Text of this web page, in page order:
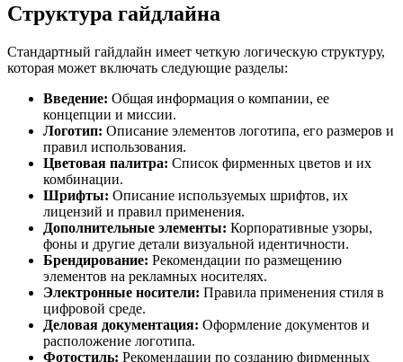
Структура гайдлайна
Стандартный гайдлайн имеет четкую логическую структуру,
которая может включать следующие разделы:
Введение: Общая информация о компании, ее
концепции и миссии.
Логотип: Описание элементов логотипа, его размеров и
правил использования.
Цветовая палитра: Список фирменных цветов и их
комбинации.
Шрифты: Описание используемых шрифтов, их
лицензий и правил применения.
Дополнительные элементы: Корпоративные узоры,
фоны и другие детали визуальной идентичности.
Брендирование: Рекомендации по размещению
элементов на рекламных носителях.
Электронные носители: Правила применения стиля в
цифровой среде.
Деловая документация: Оформление документов и
расположение логотипа.
Фотостиль: Рекомендации по созданию фирменных